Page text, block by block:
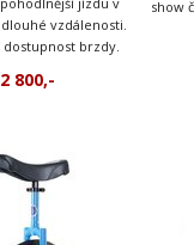
vzdálenosti.
brzdy.
2 800,-
show